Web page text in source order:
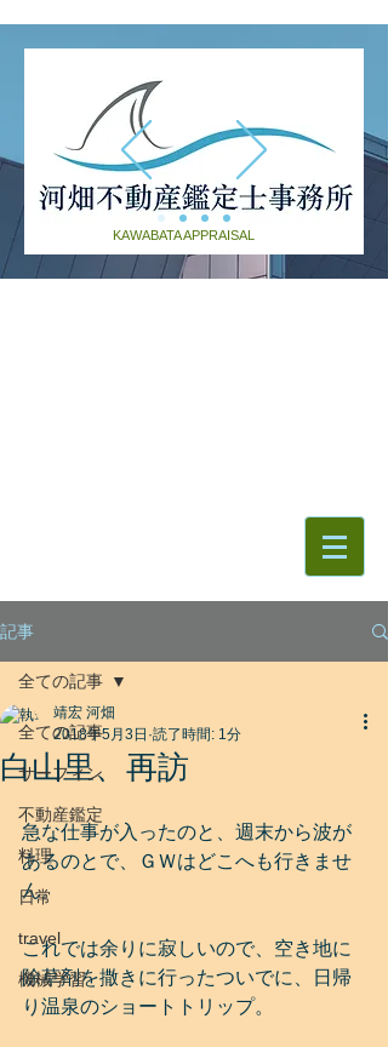
KAWABATA APPRAISAL
記事
全ての記事
サーフィン
不動産鑑定
料理
日常
travel
機械学習
全ての記事
白山里、再訪
靖宏 河畑
2018年5月3日 読了時間: 1分
急な仕事が入ったのと、週末から波が
あるのとで、ＧＷはどこへも行きませ
ん。
これでは余りに寂しいので、空き地に
除草剤を撒きに行ったついでに、日帰
り温泉のショートトリップ。